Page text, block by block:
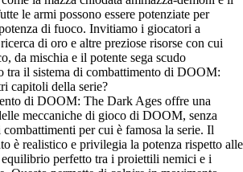
le armi possono essere potenziate per
di fuoco. Invitiamo i giocatori a
di oro e altre preziose risorse con cui
da mischia e il potente sega scudo
tra il sistema di combattimento di DOOM:
capitoli della serie?
di DOOM: The Dark Ages offre una
meccaniche di gioco di DOOM, senza
per cui è famosa la serie. Il
è realistico e privilegia la potenza rispetto alle
perfetto tra i proiettili nemici e i